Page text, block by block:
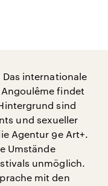
internationale
findet
sind
und sexueller
Agentur 9e Art+.
Umstände
unmöglich.
mit den